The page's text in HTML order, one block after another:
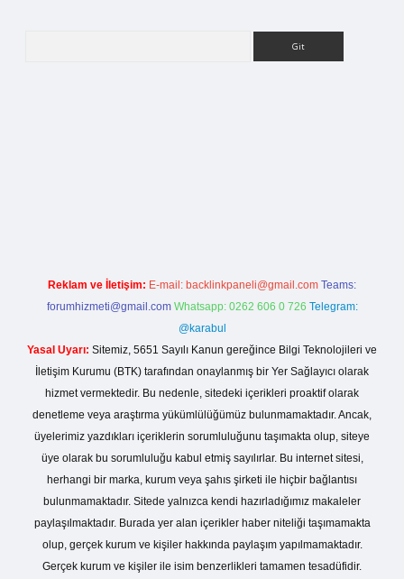
Reklam ve İletişim: E-mail: backlinkpaneli@gmail.com Teams:
forumhizmeti@gmail.com Whatsapp: 0262 606 0 726 Telegram:
@karabul
Yasal Uyarı: Sitemiz, 5651 Sayılı Kanun gereğince Bilgi Teknolojileri ve
İletişim Kurumu (BTK) tarafından onaylanmış bir Yer Sağlayıcı olarak
hizmet vermektedir. Bu nedenle, sitedeki içerikleri proaktif olarak
denetleme veya araştırma yükümlülüğümüz bulunmamaktadır. Ancak,
üyelerimiz yazdıkları içeriklerin sorumluluğunu taşımakta olup, siteye
üye olarak bu sorumluluğu kabul etmiş sayılırlar. Bu internet sitesi,
herhangi bir marka, kurum veya şahıs şirketi ile hiçbir bağlantısı
bulunmamaktadır. Sitede yalnızca kendi hazırladığımız makaleler
paylaşılmaktadır. Burada yer alan içerikler haber niteliği taşımamakta
olup, gerçek kurum ve kişiler hakkında paylaşım yapılmamaktadır.
Gerçek kurum ve kişiler ile isim benzerlikleri tamamen tesadüfidir.